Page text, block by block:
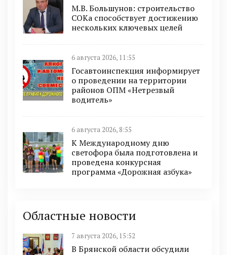
М.В. Большунов: строительство
СОКа способствует достижению
нескольких ключевых целей
6 августа 2026, 11:55
Госавтоинспекция информирует
о проведении на территории
районов ОПМ «Нетрезвый
водитель»
6 августа 2026, 8:55
К Международному дню
светофора была подготовлена и
проведена конкурсная
программа «Дорожная азбука»
Областные новости
7 августа 2026, 15:52
В Брянской области обсудили